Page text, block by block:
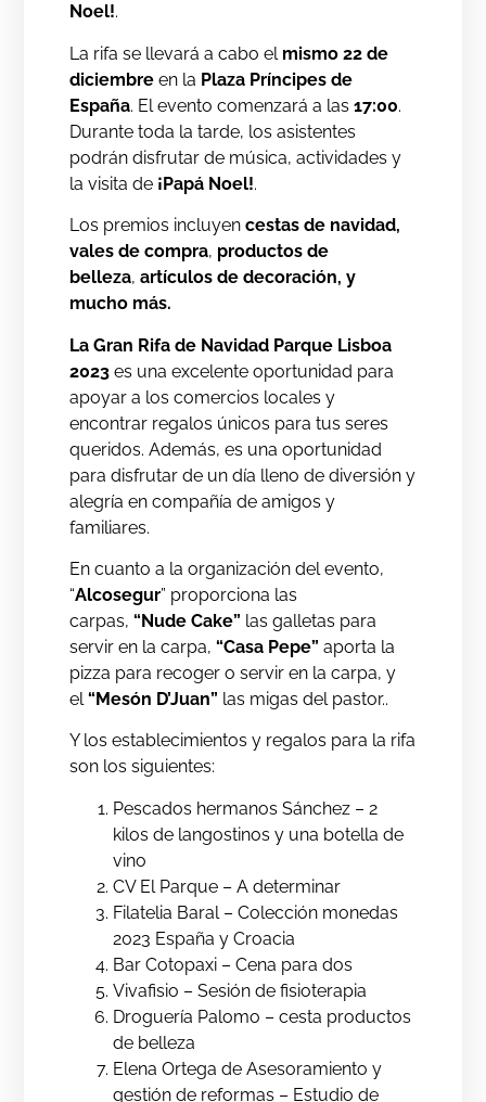
Noel!.
La rifa se llevará a cabo el mismo 22 de
diciembre en la Plaza Príncipes de
España. El evento comenzará a las17:00.
Durante toda la tarde, los asistentes
podrán disfrutar de música, actividades y
la visita de ¡Papá Noel!.
Los premios incluyencestas de navidad,
vales de compra, productos de
belleza,artículos de decoración, y
mucho más.
La Gran Rifa de Navidad Parque Lisboa
2023 es una excelente oportunidad para
apoyar a los comercios locales y
encontrar regalos únicos para tus seres
queridos. Además, es una oportunidad
para disfrutar de un día lleno de diversión y
alegría en compañía de amigos y
familiares.
En cuanto a la organización del evento,
“Alcosegur” proporciona las
carpas,“Nude Cake” las galletas para
servir en la carpa,“Casa Pepe” aporta la
pizza para recoger o servir en la carpa, y
el“Mesón D’Juan” las migas del pastor..
Y los establecimientos y regalos para la rifa
son los siguientes:
Pescados hermanos Sánchez – 2
kilos de langostinos y una botella de
vino
CV El Parque – A determinar
Filatelia Baral – Colección monedas
2023 España y Croacia
Bar Cotopaxi – Cena para dos
Vivafisio – Sesión de fisioterapia
Droguería Palomo – cesta productos
de belleza
Elena Ortega de Asesoramiento y
gestión de reformas – Estudio de